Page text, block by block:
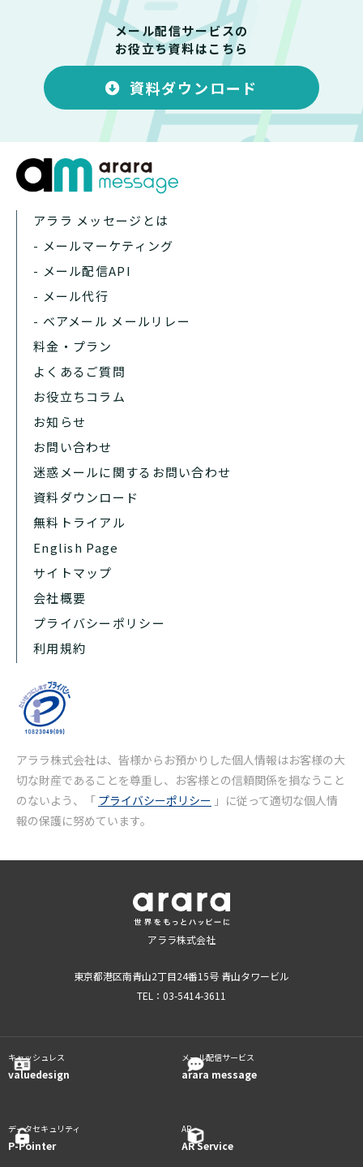
メール配信サービスの
お役立ち資料はこちら
資料ダウンロード
アララ メッセージとは
- メールマーケティング
- メール配信API
- メール代行
- ベアメール メールリレー
料金・プラン
よくあるご質問
お役立ちコラム
お知らせ
お問い合わせ
迷惑メールに関するお問い合わせ
資料ダウンロード
無料トライアル
English Page
サイトマップ
会社概要
プライバシーポリシー
利用規約
アララ株式会社は、皆様からお預かりした個人情報はお客様の大
切な財産であることを尊重し、お客様との信頼関係を損なうこと
のないよう、「 プライバシーポリシー 」に従って適切な個人情
報の保護に努めています。
アララ株式会社
東京都港区南青山2丁目24番15号 青山タワービル
TEL：03-5414-3611
キャッシュレス
valuedesign
メール配信サービス
arara message
データセキュリティ
P-Pointer
AR ​
AR Service